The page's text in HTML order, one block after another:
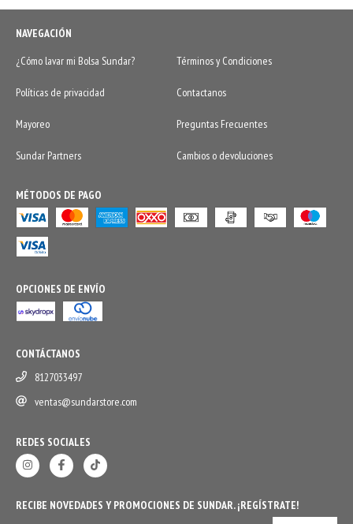
NAVEGACIÓN
¿Cómo lavar mi Bolsa Sundar?
Términos y Condiciones
Políticas de privacidad Contactanos
Mayoreo Preguntas Frecuentes
Sundar Partners Cambios o devoluciones
MÉTODOS DE PAGO
OPCIONES DE ENVÍO
CONTÁCTANOS
8127033497
ventas@sundarstore.com
REDES SOCIALES
RECIBE NOVEDADES Y PROMOCIONES DE SUNDAR. ¡REGÍSTRATE!